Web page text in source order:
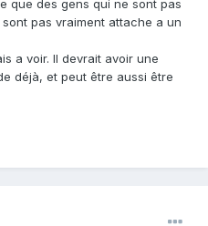
que des gens qui ne sont pas
pas vraiment attache a un
a voir. Il devrait avoir une
déjà, et peut être aussi être